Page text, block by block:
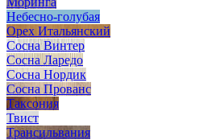
Небесно-голубая
Орех Итальянский
Сосна Винтер
Сосна Ларедо
Сосна Нордик
Сосна Прованс
Таксония
Твист
Трансильвания